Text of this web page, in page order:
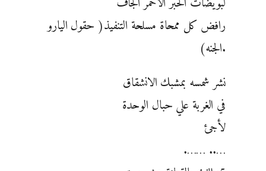
رافض كل ممحاة مسلحة التنفيذ( حقول اليارو
.الجنه)
نشر شمسه بمشبك الانشقاق
في الغربة علي حبال الوحدة
لأجئ
….. …….